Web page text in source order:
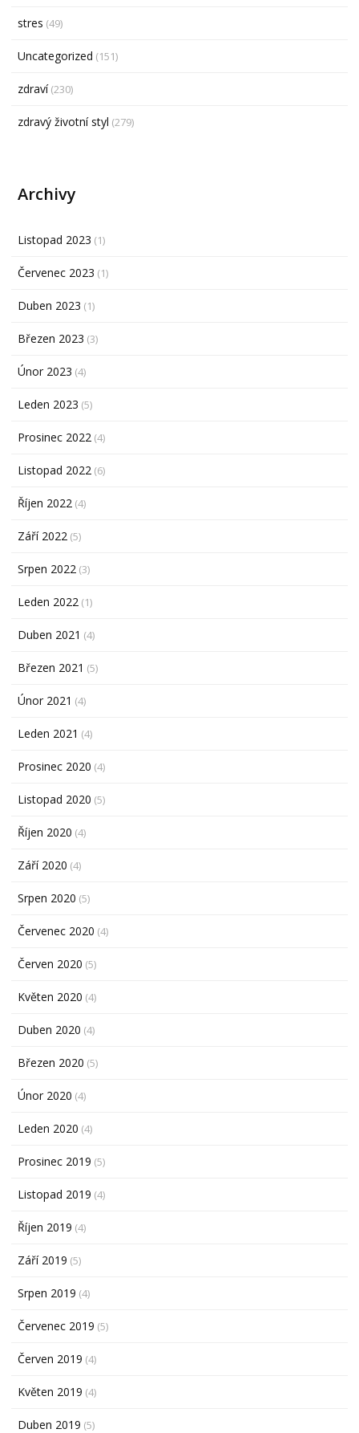
stres (49)
Uncategorized (151)
zdraví(230)
zdravý životní styl (279)
Archivy
Listopad 2023 (1)
Červenec 2023 (1)
Duben 2023 (1)
Březen 2023 (3)
Únor 2023 (4)
Leden 2023 (5)
Prosinec 2022 (4)
Listopad 2022 (6)
Říjen 2022 (4)
Září 2022 (5)
Srpen 2022 (3)
Leden 2022 (1)
Duben 2021 (4)
Březen 2021 (5)
Únor 2021 (4)
Leden 2021 (4)
Prosinec 2020 (4)
Listopad 2020 (5)
Říjen 2020 (4)
Září 2020 (4)
Srpen 2020 (5)
Červenec 2020 (4)
Červen 2020 (5)
Květen 2020 (4)
Duben 2020 (4)
Březen 2020 (5)
Únor 2020 (4)
Leden 2020 (4)
Prosinec 2019 (5)
Listopad 2019 (4)
Říjen 2019 (4)
Září 2019 (5)
Srpen 2019 (4)
Červenec 2019 (5)
Červen 2019 (4)
Květen 2019 (4)
Duben 2019 (5)